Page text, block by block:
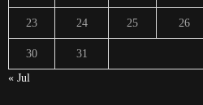
23 24 25 26
30
31
« Jul